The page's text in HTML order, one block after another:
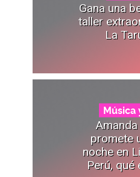
Gana una
taller
La
Música
promete
noche en
Perú, qué